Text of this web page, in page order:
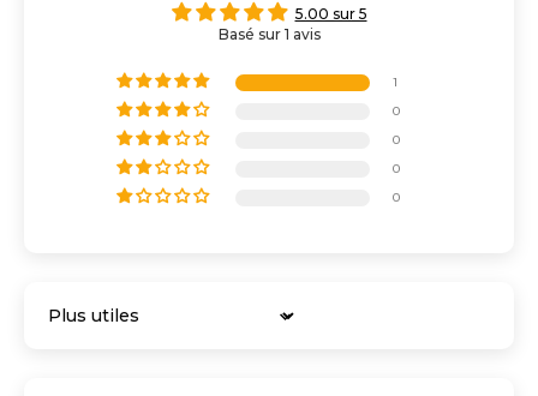
5.00 sur 5
Basé sur 1 avis
1
0
0
0
0
Sort by